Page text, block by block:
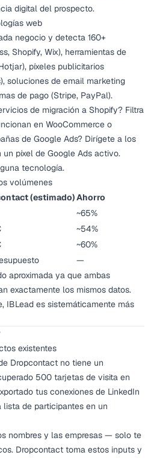
digital del prospecto.
web
negocio y detecta 160+
Shopify, Wix), herramientas de
píxeles publicitarios
soluciones de email marketing
de pago (Stripe, PayPal).
de migración a Shopify? Filtra
en WooCommerce o
de Google Ads? Dirígete a los
píxel de Google Ads activo.
tecnología.
volúmenes
(estimado)Ahorro
~65%
~54%
~60%
—
aproximada ya que ambas
exactamente los mismos datos.
IBLead es sistemáticamente más
existentes
Dropcontact no tiene un
500 tarjetas de visita en
tus conexiones de LinkedIn
lista de participantes en un
nombres y las empresas — solo te
Dropcontact toma estos inputs y